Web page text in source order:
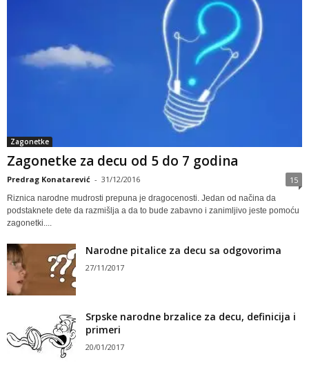
Zagonetke
Zagonetke za decu od 5 do 7 godina
Predrag Konatarević - 31/12/2016 15
Riznica narodne mudrosti prepuna je dragocenosti. Jedan od načina da
podstaknete dete da razmišlja a da to bude zabavno i zanimljivo jeste pomoću
zagonetki....
Narodne pitalice za decu sa odgovorima
27/11/2017
Srpske narodne brzalice za decu, definicija i
primeri
20/01/2017